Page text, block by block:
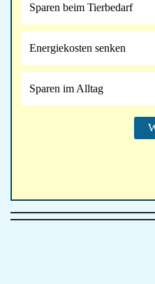
Sparen beim Tierbedarf
Energiekosten senken
Sparen im Alltag